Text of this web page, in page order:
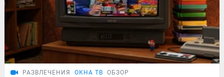
РАЗВЛЕЧЕНИЯ ОКНА ТВ ОБЗОР